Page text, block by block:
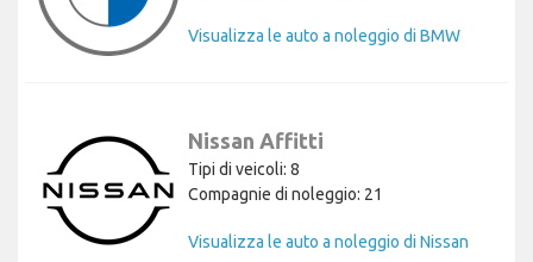
Visualizza le auto a noleggio di BMW
Nissan Affitti
Tipi di veicoli: 8
Compagnie di noleggio: 21
Visualizza le auto a noleggio di Nissan